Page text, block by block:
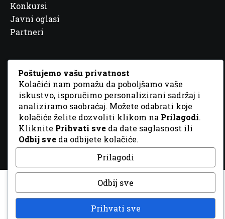
Konkursi
Javni oglasi
Partneri
© 2026 Sva prava zadržana. DizajnGordonDM
Poštujemo vašu privatnost
Kolačići nam pomažu da poboljšamo vaše
iskustvo, isporučimo personalizirani sadržaj i
analiziramo saobraćaj. Možete odabrati koje
kolačiće želite dozvoliti klikom na Prilagodi.
Kliknite Prihvati sve da date saglasnost ili
Odbij sve da odbijete kolačiće.
Prilagodi
Odbij sve
Prihvati sve